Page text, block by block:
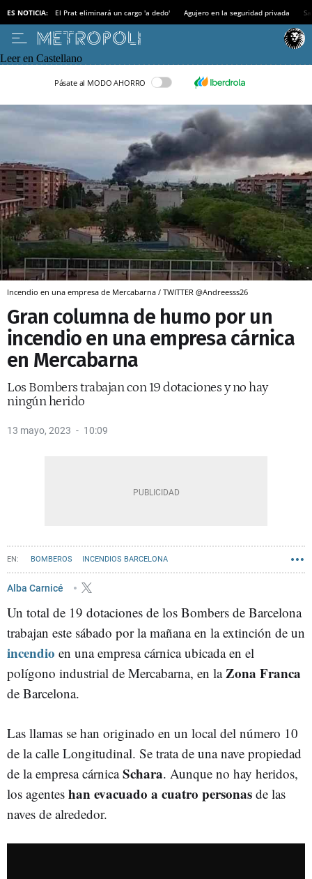
ES NOTICIA: El Prat eliminará un cargo 'a dedo' Agujero en la seguridad privada
Leer en Castellano
Pásate al MODO AHORRO
Incendio en una empresa de Mercabarna / TWITTER @Andreesss26
Gran columna de humo por un
incendio en una empresa cárnica
en Mercabarna
Los Bombers trabajan con 19 dotaciones y no hay
ningún herido
13 mayo, 2023 10:09
BOMBEROS INCENDIOS BARCELONA
Alba Carnicé
Un total de 19 dotaciones de los Bombers de Barcelona
trabajan este sábado por la mañana en la extinción de un
incendio en una empresa cárnica ubicada en el
polígono industrial de Mercabarna, en laZona Franca
de Barcelona.
Las llamas se han originado en un local del número 10
de la calle Longitudinal. Se trata de una nave propiedad
de la empresa cárnicaSchara. Aunque no hay heridos,
los agentes han evacuado a cuatro personas de las
naves de alrededor.